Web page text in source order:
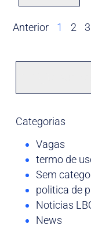
Anterior 1 2 3
Categorias
Vagas
termo de
Sem
politica de
Noticias
News